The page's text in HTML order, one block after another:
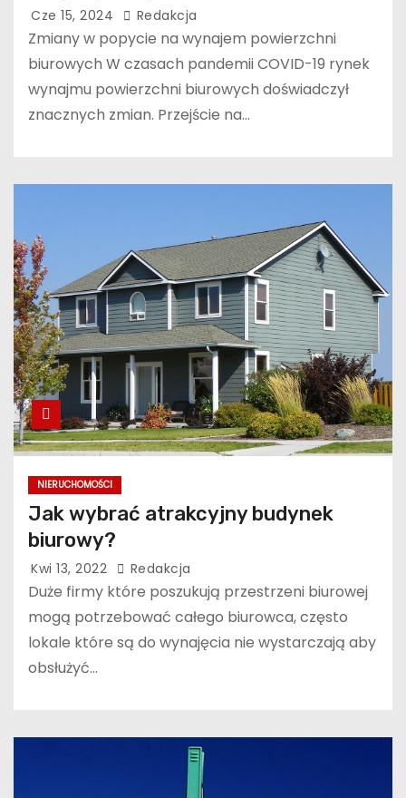
Cze 15, 2024 Redakcja
Zmiany w popycie na wynajem powierzchni
biurowych W czasach pandemii COVID-19 rynek
wynajmu powierzchni biurowych doświadczył
znacznych zmian. Przejście na…
NIERUCHOMOŚCI
Jak wybrać atrakcyjny budynek
biurowy?
Kwi 13, 2022 Redakcja
Duże firmy które poszukują przestrzeni biurowej
mogą potrzebować całego biurowca, często
lokale które są do wynajęcia nie wystarczają aby
obsłużyć…